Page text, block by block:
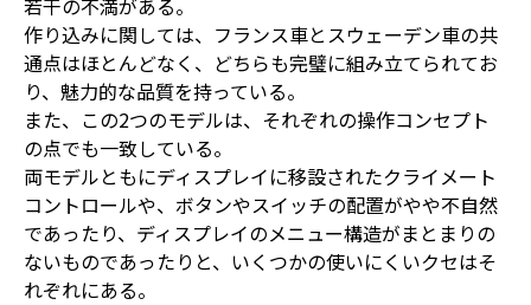
作り込みに関しては、フランス車とスウェーデン車の共
通点はほとんどなく、どちらも完璧に組み立てられてお
り、魅力的な品質を持っている。
また、この2つのモデルは、それぞれの操作コンセプト
の点でも一致している。
両モデルともにディスプレイに移設されたクライメート
コントロールや、ボタンやスイッチの配置がやや不自然
であったり、ディスプレイのメニュー構造がまとまりの
ないものであったりと、いくつかの使いにくいクセはそ
れぞれにある。